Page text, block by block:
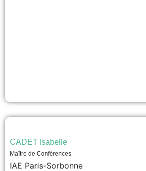
CADET Isabelle
Maître de Conférences
IAE Paris-Sorbonne